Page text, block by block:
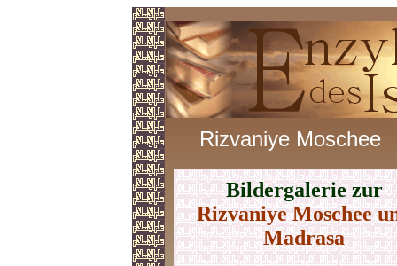
Rizvaniye Moschee
Bildergalerie zur
Rizvaniye Moschee
Madrasa